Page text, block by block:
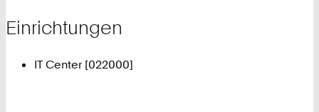
Einrichtungen
IT Center [022000]